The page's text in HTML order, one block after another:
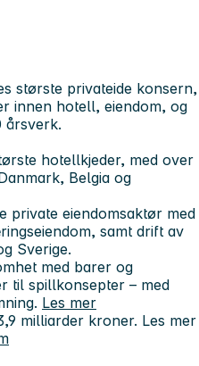
største privateide konsern,
innen hotell, eiendom, og
årsverk.
hotellkjeder, med over
Belgia og
private eiendomsaktør med
samt drift av
Sverige.
med barer og
til spillkonsepter – med
Les mer
milliarder kroner. Les mer